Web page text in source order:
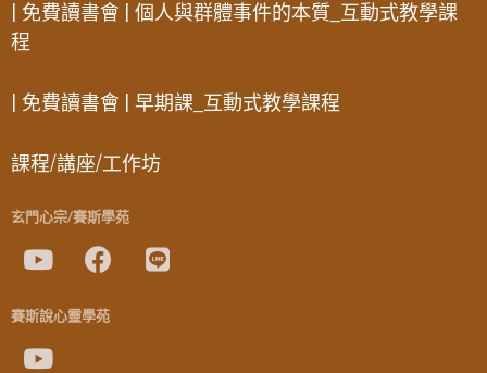
| 免費讀書會 | 個人與群體事件的本質_互動式教學課
程
| 免費讀書會 | 早期課_互動式教學課程
課程/講座/工作坊
玄門心宗/賽斯學苑
賽斯說心靈學苑